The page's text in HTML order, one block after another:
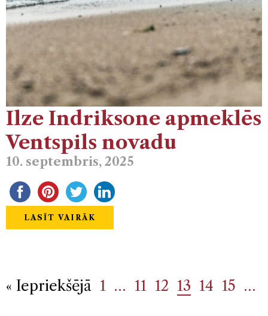
Ilze Indriksone apmeklēs
Ventspils novadu
10. septembris, 2025
LASĪT VAIRĀK
« Iepriekšējā 1 … 11 12 13 14 15 …